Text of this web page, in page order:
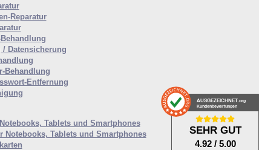
Reparatur
/ Datensicherung
Behandlung
Entfernung
Tablets und Smartphones
Tablets und Smartphones
AUSGEZEICHNET .org
Kundenbewertungen
SEHR GUT
4.92 / 5.00